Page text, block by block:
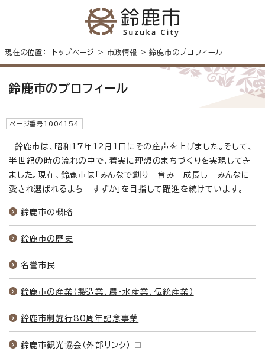
現在の位置： トップページ > 市政情報 > 鈴鹿市のプロフィール
鈴鹿市のプロフィール
ページ番号1004154
鈴鹿市は、昭和17年12月1日にその産声を上げました。そして、
半世紀の時の流れの中で、着実に理想のまちづくりを実現してき
ました。現在、鈴鹿市は「みんなで創り 育み 成長し みんなに
愛され選ばれるまち すずか」を目指して躍進を続けています。
鈴鹿市の概略
鈴鹿市の歴史
名誉市民
鈴鹿市の産業（製造業、農・水産業、伝統産業）
鈴鹿市制施行80周年記念事業
鈴鹿市観光協会 （外部リンク）